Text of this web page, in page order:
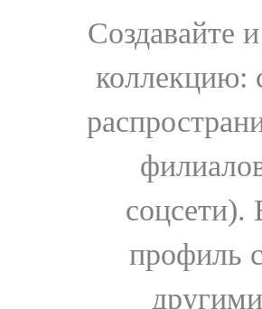
Создавайте
коллекцию:
соцсети).
профиль